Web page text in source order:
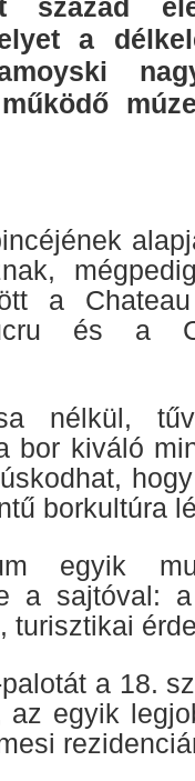
század
a
a
és a
nélkül,
bor kiváló
borkultúra
egyik
a sajtóval:
turisztikai
a 18.
egyik